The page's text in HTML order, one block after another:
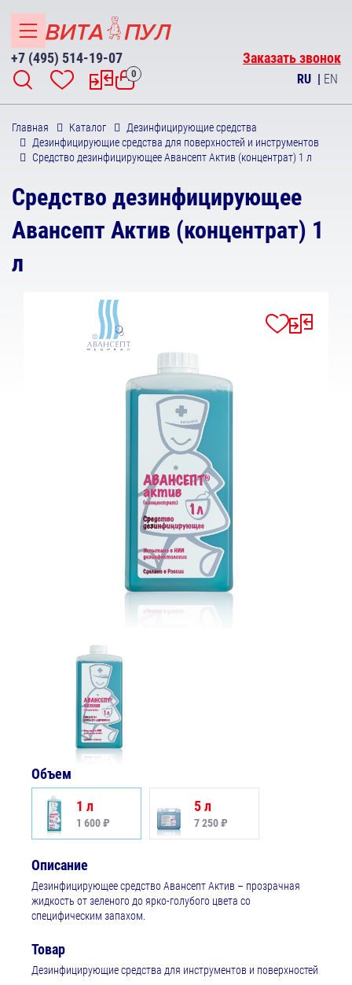
+7 (495) 514-19-07 Заказать звонок
0 RU | EN
Главная Каталог
Дезинфицирующие средства
Дезинфицирующие средства для поверхностей и инструментов
Средство дезинфицирующее Авансепт Актив (концентрат) 1 л
Средство дезинфицирующее
Авансепт Актив (концентрат) 1
л
Объем
1 л
1 600 ₽
5 л
7 250 ₽
Описание
Дезинфицирующее средство Авансепт Актив – прозрачная
жидкость от зеленого до ярко-голубого цвета со
специфическим запахом.
Товар
Дезинфицирующие средства для инструментов и поверхностей